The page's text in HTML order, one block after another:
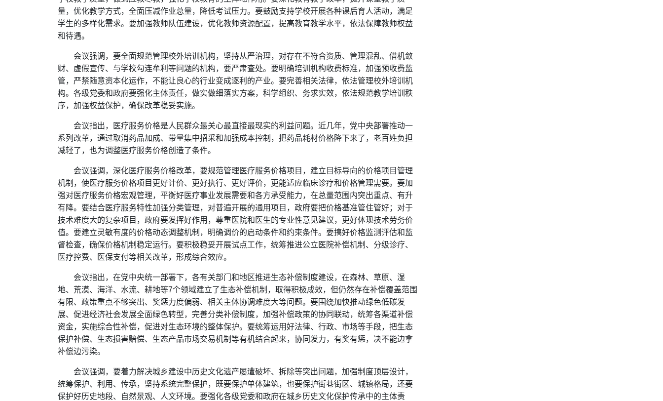
量，优化教学方式，全面压减作业总量，降低考试压力。要鼓励支持学校开展各种课后育人活动，满足
学生的多样化需求。要加强教师队伍建设，优化教师资源配置，提高教育教学水平，依法保障教师权益
和待遇。
会议强调，要全面规范管理校外培训机构，坚持从严治理，对存在不符合资质、管理混乱、借机敛
财、虚假宣传、与学校勾连牟利等问题的机构，要严肃查处。要明确培训机构收费标准，加强预收费监
管，严禁随意资本化运作，不能让良心的行业变成逐利的产业。要完善相关法律，依法管理校外培训机
构。各级党委和政府要强化主体责任，做实做细落实方案，科学组织、务求实效，依法规范教学培训秩
序，加强权益保护，确保改革稳妥实施。
会议指出，医疗服务价格是人民群众最关心最直接最现实的利益问题。近几年，党中央部署推动一
系列改革，通过取消药品加成、带量集中招采和加强成本控制，把药品耗材价格降下来了，老百姓负担
减轻了，也为调整医疗服务价格创造了条件。
会议强调，深化医疗服务价格改革，要规范管理医疗服务价格项目，建立目标导向的价格项目管理
机制，使医疗服务价格项目更好计价、更好执行、更好评价，更能适应临床诊疗和价格管理需要。要加
强对医疗服务价格宏观管理，平衡好医疗事业发展需要和各方承受能力，在总量范围内突出重点、有升
有降。要结合医疗服务特性加强分类管理，对普遍开展的通用项目，政府要把价格基准管住管好；对于
技术难度大的复杂项目，政府要发挥好作用，尊重医院和医生的专业性意见建议，更好体现技术劳务价
值。要建立灵敏有度的价格动态调整机制，明确调价的启动条件和约束条件。要搞好价格监测评估和监
督检查，确保价格机制稳定运行。要积极稳妥开展试点工作，统筹推进公立医院补偿机制、分级诊疗、
医疗控费、医保支付等相关改革，形成综合效应。
会议指出，在党中央统一部署下，各有关部门和地区推进生态补偿制度建设，在森林、草原、湿
地、荒漠、海洋、水流、耕地等7个领域建立了生态补偿机制，取得积极成效，但仍然存在补偿覆盖范围
有限、政策重点不够突出、奖惩力度偏弱、相关主体协调难度大等问题。要围绕加快推动绿色低碳发
展、促进经济社会发展全面绿色转型，完善分类补偿制度，加强补偿政策的协同联动，统筹各渠道补偿
资金，实施综合性补偿，促进对生态环境的整体保护。要统筹运用好法律、行政、市场等手段，把生态
保护补偿、生态损害赔偿、生态产品市场交易机制等有机结合起来，协同发力，有奖有惩，决不能边拿
补偿边污染。
会议强调，要着力解决城乡建设中历史文化遗产屡遭破坏、拆除等突出问题，加强制度顶层设计，
统筹保护、利用、传承，坚持系统完整保护，既要保护单体建筑，也要保护街巷街区、城镇格局，还要
保护好历史地段、自然景观、人文环境。要强化各级党委和政府在城乡历史文化保护传承中的主体责